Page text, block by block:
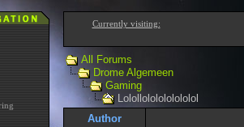
Currently visiting:
All Forums
Drome Algemeen
Gaming
Lolollololololololol
Author